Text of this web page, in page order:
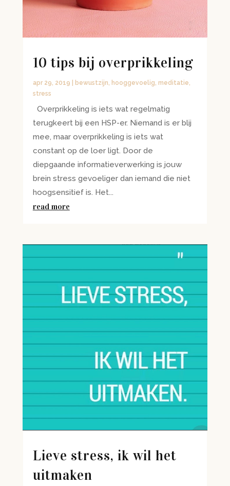
10 tips bij overprikkeling
apr 29, 2019 bewustzijn, hooggevoelig, meditatie,
stress
Overprikkeling is iets wat regelmatig
terugkeert bij een HSP-er. Niemand is er blij
mee, maar overprikkeling is iets wat
constant op de loer ligt. Door de
diepgaande informatieverwerking is jouw
brein stress gevoeliger dan iemand die niet
hoogsensitief is. Het...
read more
Lieve stress, ik wil het
uitmaken